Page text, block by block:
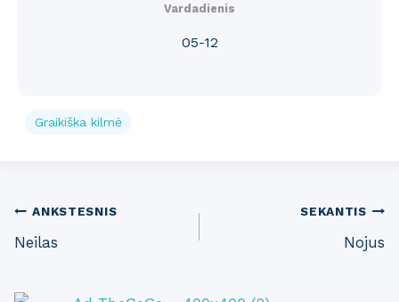
Vardadienis
05-12
Graikiška kilmė
Post
navigation
ANKSTESNIS
Neilas
SEKANTIS
Nojus